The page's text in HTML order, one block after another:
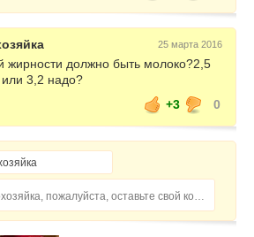
25 марта 2016
жирности должно быть молоко?2,5
или 3,2 надо?
+3
0
Домохозяйка, пожалуйста, оставьте свой комментарий...